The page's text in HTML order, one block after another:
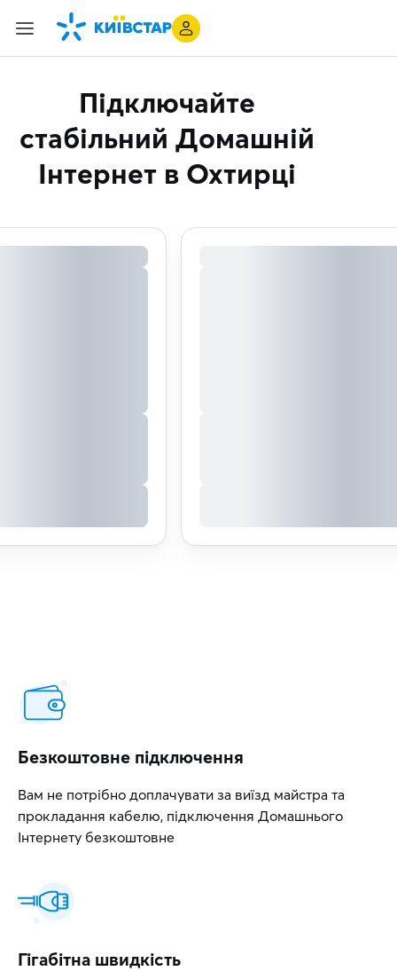
Підключайте
стабільний Домашній
Інтернет в Охтирці
Безкоштовне підключення
Вам не потрібно доплачувати за виїзд майстра та
прокладання кабелю, підключення Домашнього
Інтернету безкоштовне
Гігабітна швидкість